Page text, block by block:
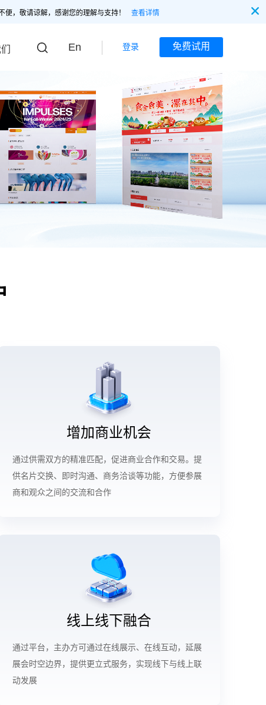
，敬请谅解，感谢您的理解与支持！ 查看详情
En 登录 免费试用
增加商业机会
通过供需双方的精准匹配，促进商业合作和交易。提
供名片交换、即时沟通、商务洽谈等功能，方便参展
商和观众之间的交流和合作
线上线下融合
通过平台，主办方可通过在线展示、在线互动，延展
展会时空边界，提供更立式服务，实现线下与线上联
动发展